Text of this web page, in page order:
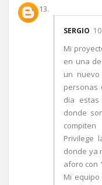
SERGIO
Mi
en una
un
personas
dia
donde
Privilege
donde ya
aforo con
Mi